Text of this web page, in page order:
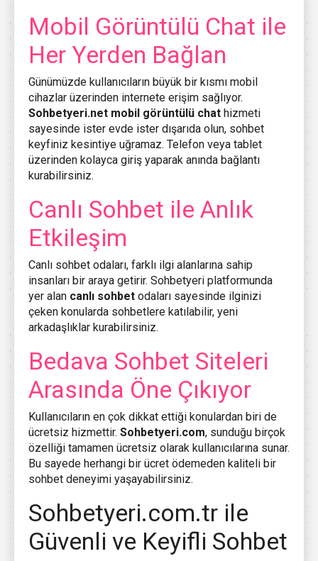
Mobil Görüntülü Chat ile
Her Yerden Bağlan
Günümüzde kullanıcıların büyük bir kısmı mobil
cihazlar üzerinden internete erişim sağlıyor.
Sohbetyeri.net mobil görüntülü chat hizmeti
sayesinde ister evde ister dışarıda olun, sohbet
keyfiniz kesintiye uğramaz. Telefon veya tablet
üzerinden kolayca giriş yaparak anında bağlantı
kurabilirsiniz.
Canlı Sohbet ile Anlık
Etkileşim
Canlı sohbet odaları, farklı ilgi alanlarına sahip
insanları bir araya getirir. Sohbetyeri platformunda
yer alan canlı sohbet odaları sayesinde ilginizi
çeken konularda sohbetlere katılabilir, yeni
arkadaşlıklar kurabilirsiniz.
Bedava Sohbet Siteleri
Arasında Öne Çıkıyor
Kullanıcıların en çok dikkat ettiği konulardan biri de
ücretsiz hizmettir. Sohbetyeri.com, sunduğu birçok
özelliği tamamen ücretsiz olarak kullanıcılarına sunar.
Bu sayede herhangi bir ücret ödemeden kaliteli bir
sohbet deneyimi yaşayabilirsiniz.
Sohbetyeri.com.tr ile
Güvenli ve Keyifli Sohbet